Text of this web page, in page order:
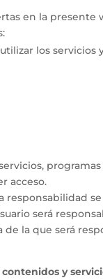
en la
los
acceso.
será
la que será
y